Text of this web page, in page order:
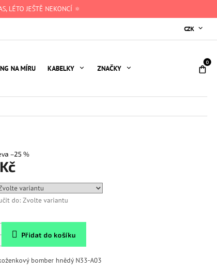
LÉTO JEŠTĚ NEKONCÍ 🔅
CZK
NA MÍRU KABELKY ZNAČKY
–25 %
do: Zvolte variantu
Přidat do košíku
bomber hnědý N33-A03